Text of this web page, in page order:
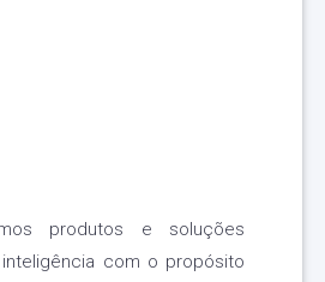
produtos e soluções
com o propósito